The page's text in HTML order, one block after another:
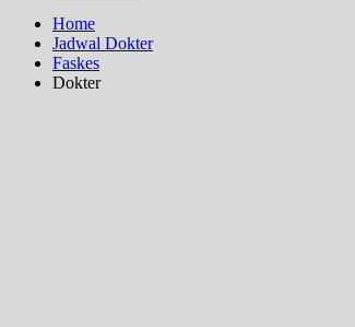
Home
Jadwal Dokter
Faskes
Dokter